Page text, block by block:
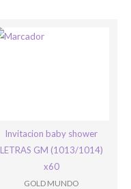
Invitacion baby shower
LETRAS GM (1013/1014)
x60
GOLD MUNDO